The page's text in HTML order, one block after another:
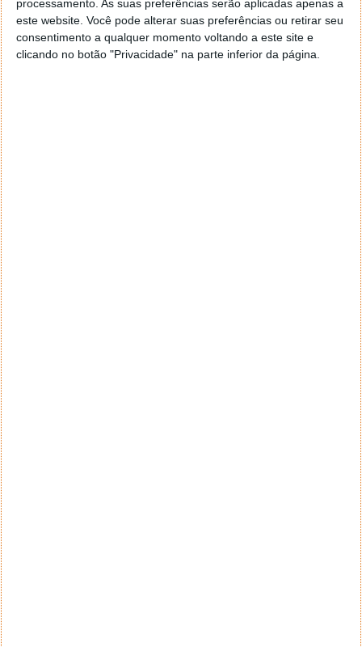
processamento. As suas preferências serão aplicadas apenas a
este website. Você pode alterar suas preferências ou retirar seu
consentimento a qualquer momento voltando a este site e
clicando no botão "Privacidade" na parte inferior da página.
do efeito leque e do espaço de organização entre
ícones, também poderá ter uma palavra e definir à
sua escolha.